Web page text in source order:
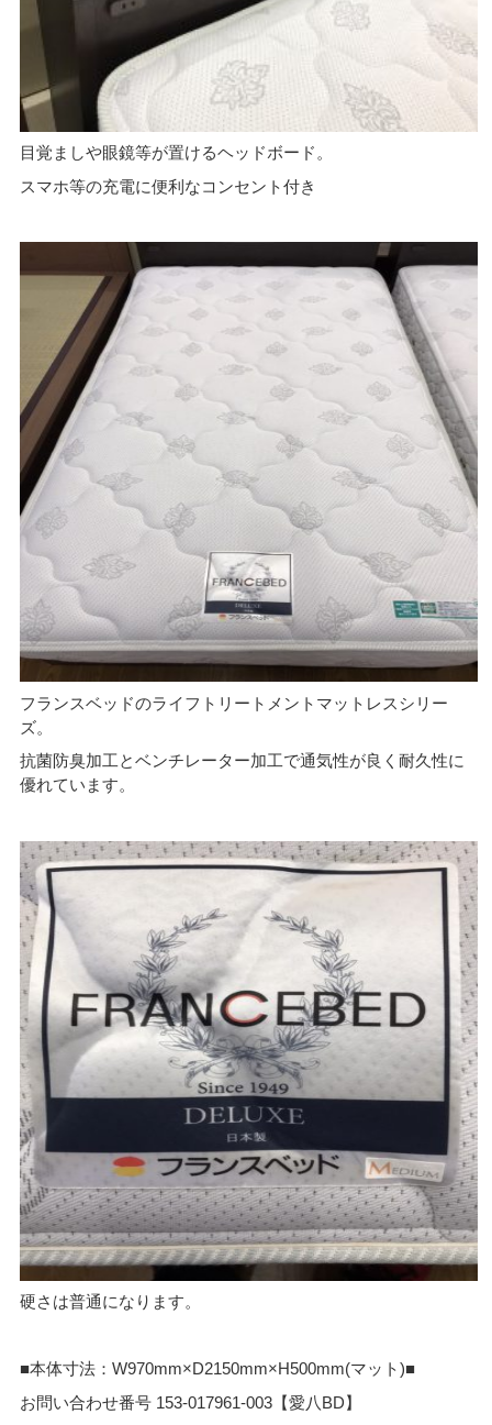
目覚ましや眼鏡等が置けるヘッドボード。
スマホ等の充電に便利なコンセント付き
フランスベッドのライフトリートメントマットレスシリー
ズ。
抗菌防臭加工とベンチレーター加工で通気性が良く耐久性に
優れています。
硬さは普通になります。
■本体寸法：W970mm×D2150mm×H500mm(マット)■
お問い合わせ番号 153-017961-003【愛八BD】